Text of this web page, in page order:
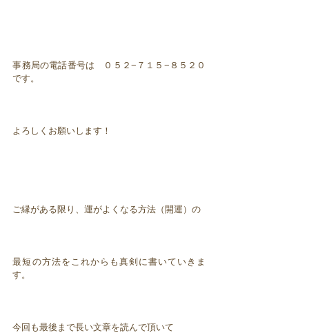
事務局の電話番号は ０５２−７１５−８５２０
です。
よろしくお願いします！
ご縁がある限り、運がよくなる方法（開運）の
最短の方法をこれからも真剣に書いていきま
す。
今回も最後まで長い文章を読んで頂いて